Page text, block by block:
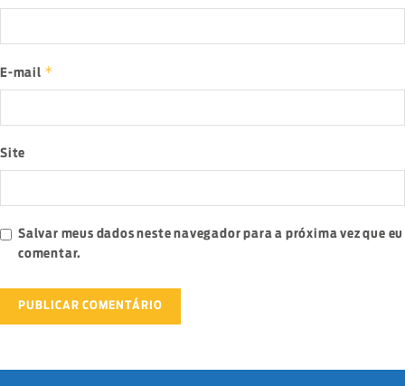
E-mail *
Site
Salvar meus dados neste navegador para a próxima vez que eu
comentar.